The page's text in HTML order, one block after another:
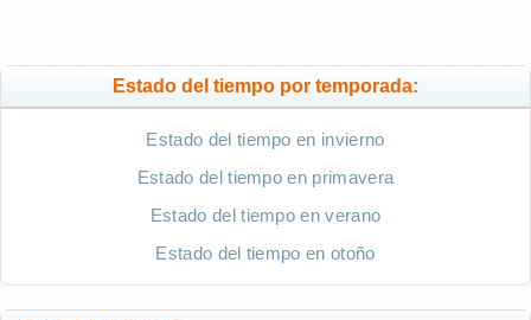
Estado del tiempo por temporada:
Estado del tiempo en invierno
Estado del tiempo en primavera
Estado del tiempo en verano
Estado del tiempo en otoño